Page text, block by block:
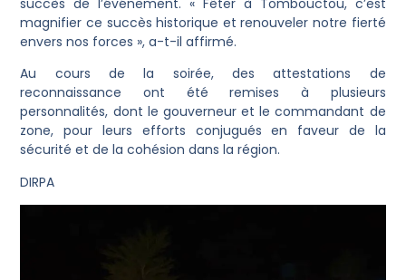
magnifier ce succès historique et renouveler notre fierté
envers nos forces », a-t-il affirmé.
Au cours de la soirée, des attestations de
reconnaissance ont été remises à plusieurs
personnalités, dont le gouverneur et le commandant de
zone, pour leurs efforts conjugués en faveur de la
sécurité et de la cohésion dans la région.
DIRPA